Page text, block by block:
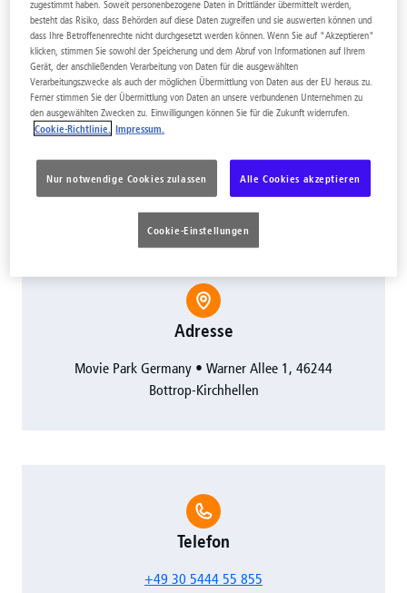
KONTAKT
Wie können wir dir helfen?
Für Rückfragen und Informationen zu Eurer
Hotelbuchung steht Euch unser offizieller
Reiseveranstalter Travelcircus gerne zur Verfügung.
Adresse
Movie Park Germany • Warner Allee 1, 46244
Bottrop-Kirchhellen
Telefon
+49 30 5444 55 855
zugestimmt haben. Soweit personenbezogene Daten in Drittländer übermittelt werden,
besteht das Risiko, dass Behörden auf diese Daten zugreifen und sie auswerten können und
dass Ihre Betroffenenrechte nicht durchgesetzt werden können. Wenn Sie auf "Akzeptieren"
klicken, stimmen Sie sowohl der Speicherung und dem Abruf von Informationen auf Ihrem
Gerät, der anschließenden Verarbeitung von Daten für die ausgewählten
Verarbeitungszwecke als auch der möglichen Übermittlung von Daten aus der EU heraus zu.
Ferner stimmen Sie der Übermittlung von Daten an unsere verbundenen Unternehmen zu
den ausgewählten Zwecken zu. Einwilligungen können Sie für die Zukunft widerrufen.
Cookie-Richtlinie. Impressum.
Nur notwendige Cookies zulassen Alle Cookies akzeptieren
Cookie-Einstellungen